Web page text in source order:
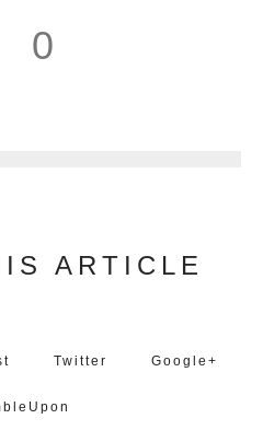
0
ARTICLE
Twitter Google+